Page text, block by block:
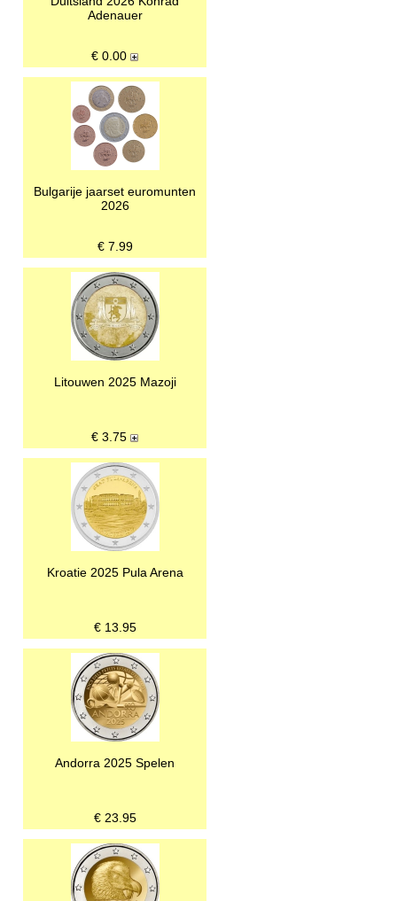
Adenauer
€ 0.00
Bulgarije jaarset euromunten
2026
€ 7.99
Litouwen 2025 Mazoji
€ 3.75
Kroatie 2025 Pula Arena
€ 13.95
Andorra 2025 Spelen
€ 23.95